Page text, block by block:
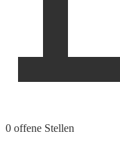
0 offene Stellen